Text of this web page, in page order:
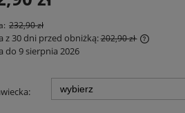
232,90 zł
z 30 dni przed obniżką:202,90 zł
jest najniższa cena od
kiedy produkt pojawił się w
do 9 sierpnia 2026